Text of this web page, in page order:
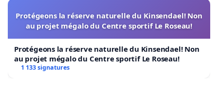
Protégeons la réserve naturelle du Kinsendael! Non
au projet mégalo du Centre sportif Le Roseau!
Protégeons la réserve naturelle du Kinsendael! Non
au projet mégalo du Centre sportif Le Roseau!
1 133 signatures